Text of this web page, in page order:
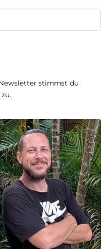
stimmst du
zu.